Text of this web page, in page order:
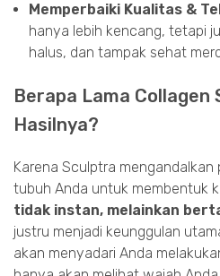
Memperbaiki Kualitas &
hanya lebih kencang, tetapi
halus, dan tampak sehat
Berapa Lama
Hasilnya?
Karena Sculptra mengandalkan
tubuh Anda untuk membentuk
tidak instan, melainkan
justru menjadi keunggulan
akan menyadari Anda